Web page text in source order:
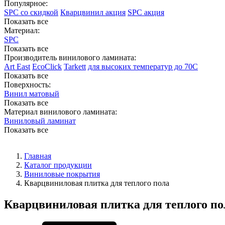
Популярное:
SPC со скидкой Кварцвинил акция SPC акция
Показать все
Материал:
SPC
Показать все
Производитель винилового ламината:
Art East EcoClick Tarkett для высоких температур до 70С
Показать все
Поверхность:
Винил матовый
Показать все
Материал винилового ламината:
Виниловый ламинат
Показать все
Главная
Каталог продукции
Виниловые покрытия
Кварцвиниловая плитка для теплого пола
Кварцвиниловая плитка для теплого